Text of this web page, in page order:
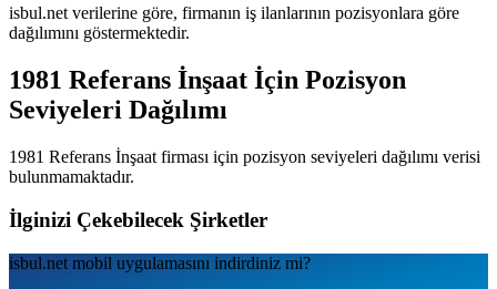
isbul.net verilerine göre, firmanın iş ilanlarının pozisyonlara göre
dağılımını göstermektedir.
1981 Referans İnşaat İçin Pozisyon
Seviyeleri Dağılımı
1981 Referans İnşaat firması için pozisyon seviyeleri dağılımı verisi
bulunmamaktadır.
İlginizi Çekebilecek Şirketler
isbul.net mobil uygulamаsını indirdiniz mi?